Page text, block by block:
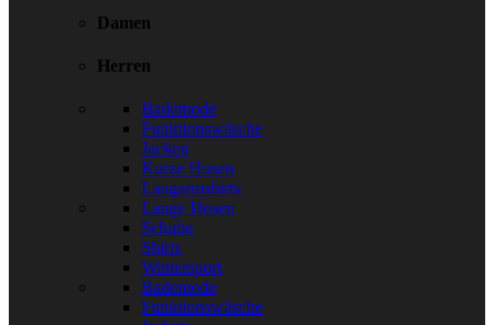
Damen
Herren
Bademode
Funktionswäsche
Jacken
Kurze Hosen
Langarmshirts
Lange Hosen
Schuhe
Shirts
Wintersport
Bademode
Funktionswäsche